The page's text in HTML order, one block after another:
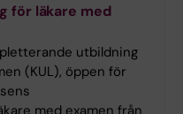
för läkare med
utbildning
(KUL), öppen för
med examen från